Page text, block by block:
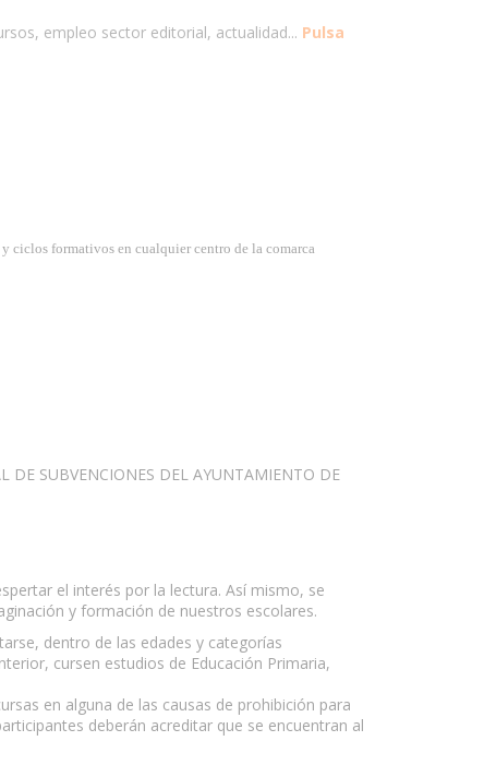
empleo sector editorial, actualidad... Pulsa
ciclos formativos en cualquier centro de la comarca
DE SUBVENCIONES DEL AYUNTAMIENTO DE
el interés por la lectura. Así mismo, se
y formación de nuestros escolares.
dentro de las edades y categorías
cursen estudios de Educación Primaria,
en alguna de las causas de prohibición para
deberán acreditar que se encuentran al